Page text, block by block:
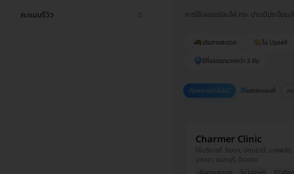
คะแนนรีวิว
การใช้เลเซอร์ลบไฝ กระ ปานมีประโย
เดินทางสะดวก ไม่ Upsell
มีที่จอดรถมากกว่า 3 คัน
เรียงตามใกล้ฉัน แสดงแผนที่ เล
Charmer Clinic
ให้บริการที่ วัฒนา, ปทุมธานี, บางพลัด
บางนา, นนทบุรี, ดินแดง